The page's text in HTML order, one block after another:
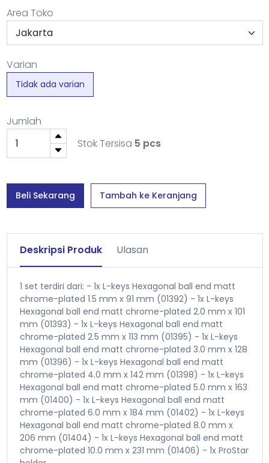
Area Toko
Varian
Tidak ada varian
Jumlah
Stok Tersisa 5 pcs
Beli Sekarang Tambah ke Keranjang
Deskripsi Produk Ulasan
1 set terdiri dari: - 1x L-keys Hexagonal ball end matt
chrome-plated 1.5 mm x 91 mm (01392) - 1x L-keys
Hexagonal ball end matt chrome-plated 2.0 mm x 101
mm (01393) - 1x L-keys Hexagonal ball end matt
chrome-plated 2.5 mm x 113 mm (01395) - 1x L-keys
Hexagonal ball end matt chrome-plated 3.0 mm x 128
mm (01396) - 1x L-keys Hexagonal ball end matt
chrome-plated 4.0 mm x 142 mm (01398) - 1x L-keys
Hexagonal ball end matt chrome-plated 5.0 mm x 163
mm (01400) - 1x L-keys Hexagonal ball end matt
chrome-plated 6.0 mm x 184 mm (01402) - 1x L-keys
Hexagonal ball end matt chrome-plated 8.0 mm x
206 mm (01404) - 1x L-keys Hexagonal ball end matt
chrome-plated 10.0 mm x 231 mm (01406) - 1x ProStar